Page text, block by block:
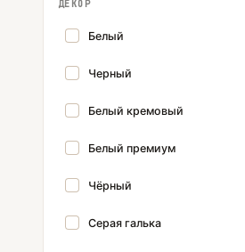
ДЕКОР
Белый
Черный
Белый кремовый
Белый премиум
Чёрный
Серая галька